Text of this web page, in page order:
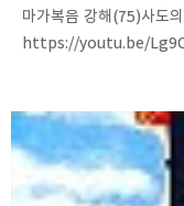
마가복음 강해(75)사도
https://youtu.be/
말씀침례교회(http://